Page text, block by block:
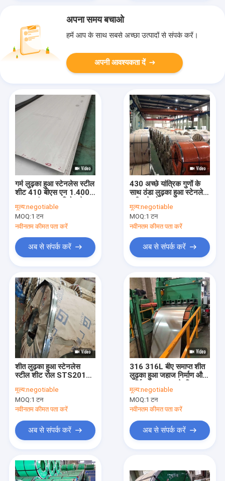
उत्पादों
अपना समय बचाओ
हमें आप के साथ सबसे अच्छा उत्पादों से संपर्क करें।
अपनी आवश्यकता दें
गर्म लुढ़का हुआ स्टेनलेस स्टील
शीट 410 बीएस एन 1.4006
साथ
मूल्य:negotiable
MOQ:1 टन
नवीनतम कीमत पता करें
अब से संपर्क करें
430 अच्छे यांत्रिक गुणों के
साथ ठंडा लुढ़का हुआ स्टेनलेस
मूल्य:negotiable
MOQ:1 टन
नवीनतम कीमत पता करें
अब से संपर्क करें
शीत लुढ़का हुआ स्टेनलेस
स्टील शीट रोल STS201
STS430
मूल्य:negotiable
MOQ:1 टन
नवीनतम कीमत पता करें
अब से संपर्क करें
316 316L बीए समाप्त शीत
लुढ़का हुआ जहाज निर्माण और
स्टेनलेस स्टील शीट
मूल्य:negotiable
MOQ:1 टन
नवीनतम कीमत पता करें
अब से संपर्क करें